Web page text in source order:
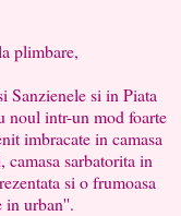
Sanzienele si in Piata
noul intr-un mod foarte
imbracate in camasa
sarbatorita in
si o frumoasa
in urban''.